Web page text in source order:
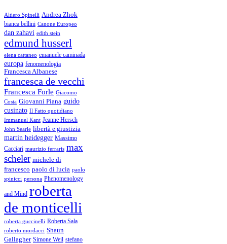
Altiero Spinelli Andrea Zhok
bianca bellini Canone Europeo
dan zahavi edith stein
edmund husserl
elena cattaneo emanuele caminada
europa fenomenologia
Francesca Albanese
francesca de vecchi
Francesca Forle Giacomo
Costa Giovanni Piana guido
cusinato Il Fatto quotidiano
Immanuel Kant Jeanne Hersch
John Searle libertà e giustizia
martin heidegger Massimo
Cacciari maurizio ferraris max
scheler michele di
francesco paolo di lucia paolo
spinicci persona Phenomenology
and Mind roberta
de monticelli
roberta guccinelli Roberta Sala
roberto mordacci Shaun
Gallagher Simone Weil stefano